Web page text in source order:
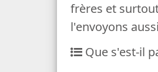
frères et
l'envoyons
Que s'est-il